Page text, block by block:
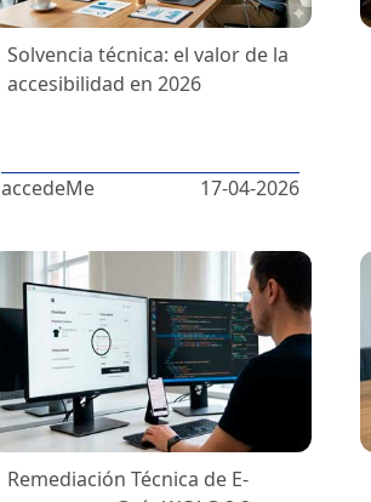
Solvencia técnica: el valor de la
accesibilidad en 2026
accedeMe 17-04-2026
Remediación Técnica de E-